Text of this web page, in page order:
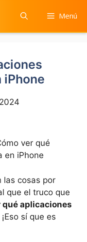
Menú
iPhone
ver qué
en iPhone
⁣las cosas por
que el truco que​
qué aplicaciones
​¡Eso sí que es